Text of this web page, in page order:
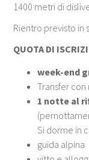
1400 metri di
Rientro previsto in
QUOTA DI
week-end
Transfer con
1 notte al
Si dorme in
guida alpina